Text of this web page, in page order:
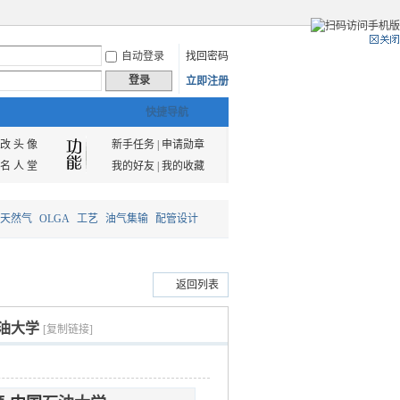
自动登录
找回密码
登录 立即注册
快捷导航
改 头 像 新手任务|
申请勋章
名 人 堂 我的好友| 我的收藏
然气 OLGA 工艺 油气集输 配管设计
返回列表
大学 [复制链接]